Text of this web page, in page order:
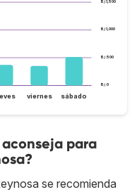
B/.0
B/.500
B/.1,000
B/.1,500
viernes sábado
para
se recomienda